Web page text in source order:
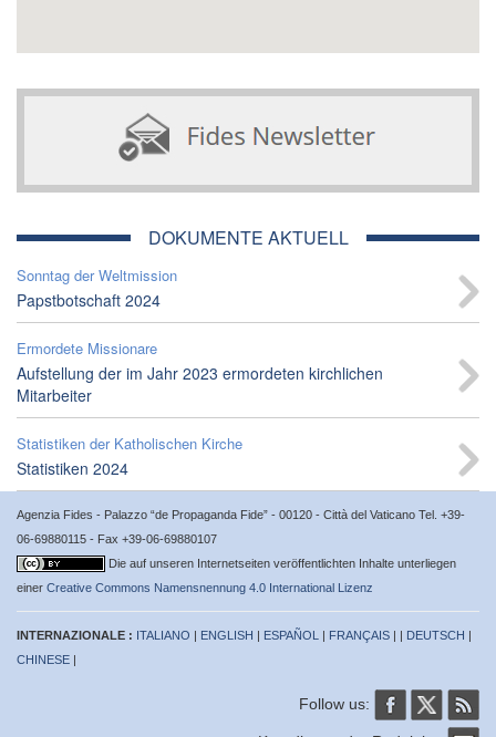
DOKUMENTE AKTUELL
Sonntag der Weltmission
Papstbotschaft 2024
Ermordete Missionare
Aufstellung der im Jahr 2023 ermordeten kirchlichen
Mitarbeiter
Statistiken der Katholischen Kirche
Statistiken 2024
Agenzia Fides - Palazzo “de Propaganda Fide” - 00120 - Città del Vaticano Tel. +39-
06-69880115 - Fax +39-06-69880107
Die auf unseren Internetseiten veröffentlichten Inhalte unterliegen
einer Creative Commons Namensnennung 4.0 International Lizenz
INTERNAZIONALE : ITALIANO | ENGLISH | ESPAÑOL | FRANÇAIS | | DEUTSCH |
CHINESE |
Follow us: